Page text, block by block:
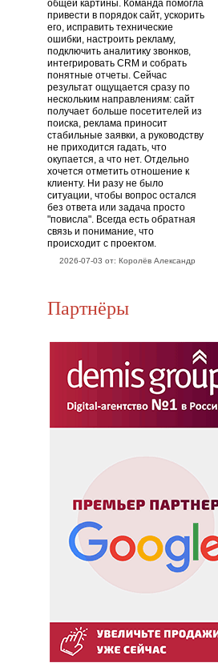
общей картины. Команда помогла
привести в порядок сайт, ускорить
его, исправить технические
ошибки, настроить рекламу,
подключить аналитику звонков,
интегрировать CRM и собрать
понятные отчеты. Сейчас
результат ощущается сразу по
нескольким направлениям: сайт
получает больше посетителей из
поиска, реклама приносит
стабильные заявки, а руководству
не приходится гадать, что
окупается, а что нет. Отдельно
хочется отметить отношение к
клиенту. Ни разу не было
ситуации, чтобы вопрос остался
без ответа или задача просто
"повисла". Всегда есть обратная
связь и понимание, что
происходит с проектом.
2026-07-03 от: Королёв Александр
Партнёры